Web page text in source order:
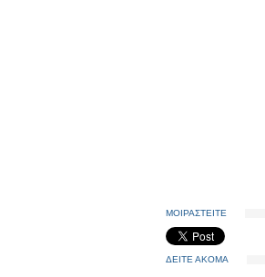
ΜΟΙΡΑΣΤΕΙΤΕ
ΔΕΙΤΕ ΑΚΟΜΑ